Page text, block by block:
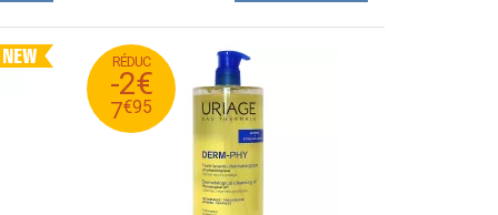
RÉDUC
-2€
7€95
9
€
95
7
€
95